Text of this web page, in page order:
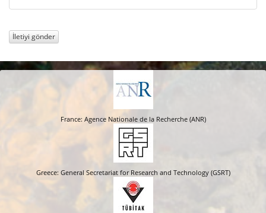
İletiyi gönder
France: Agence Nationale de la Recherche (ANR)
Greece: General Secretariat for Research and Technology (GSRT)